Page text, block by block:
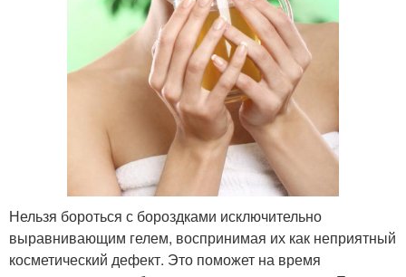
Нельзя бороться с бороздками исключительно
выравнивающим гелем, воспринимая их как неприятный
косметический дефект. Это поможет на время